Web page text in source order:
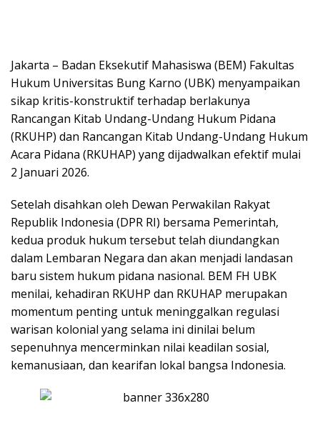
Jakarta – Badan Eksekutif Mahasiswa (BEM) Fakultas
Hukum Universitas Bung Karno (UBK) menyampaikan
sikap kritis-konstruktif terhadap berlakunya
Rancangan Kitab Undang-Undang Hukum Pidana
(RKUHP) dan Rancangan Kitab Undang-Undang Hukum
Acara Pidana (RKUHAP) yang dijadwalkan efektif mulai
2 Januari 2026.
Setelah disahkan oleh Dewan Perwakilan Rakyat
Republik Indonesia (DPR RI) bersama Pemerintah,
kedua produk hukum tersebut telah diundangkan
dalam Lembaran Negara dan akan menjadi landasan
baru sistem hukum pidana nasional. BEM FH UBK
menilai, kehadiran RKUHP dan RKUHAP merupakan
momentum penting untuk meninggalkan regulasi
warisan kolonial yang selama ini dinilai belum
sepenuhnya mencerminkan nilai keadilan sosial,
kemanusiaan, dan kearifan lokal bangsa Indonesia.